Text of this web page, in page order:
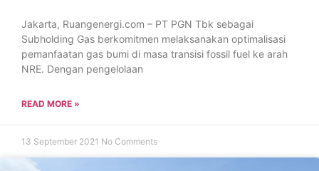
Jakarta, Ruangenergi.com – PT PGN Tbk sebagai
Subholding Gas berkomitmen melaksanakan optimalisasi
pemanfaatan gas bumi di masa transisi fossil fuel ke arah
NRE. Dengan pengelolaan
READ MORE »
13 September 2021 No Comments